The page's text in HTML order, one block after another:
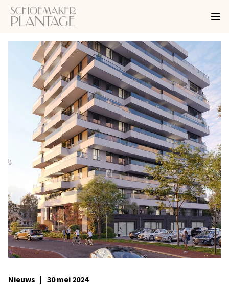
Nieuws
30 mei 2024